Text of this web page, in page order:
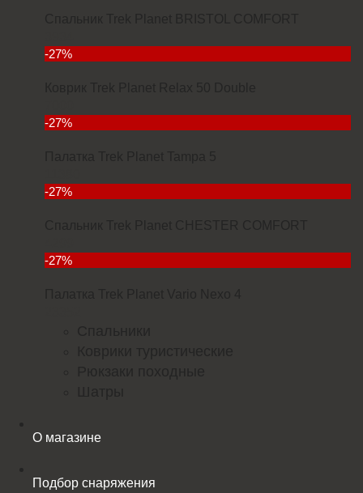
-27%
-27%
-27%
-27%
О магазине
Подбор снаряжения